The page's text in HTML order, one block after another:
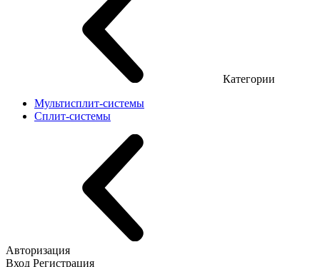
Категории
Мультисплит-системы
Сплит-системы
Авторизация
Вход Регистрация